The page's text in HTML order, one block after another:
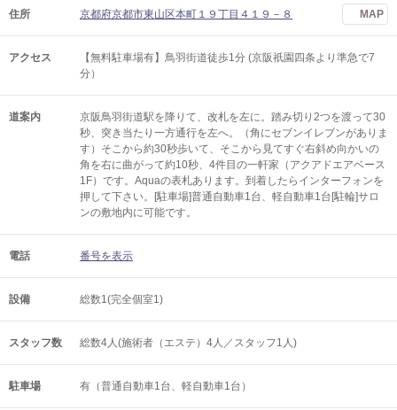
住所 京都府京都市東山区本町１９丁目４１９－８ MAP
アクセス
【無料駐車場有】鳥羽街道徒歩1分 (京阪祇園四条より準急で7
分）
道案内
京阪鳥羽街道駅を降りて、改札を左に。踏み切り2つを渡って30
秒、突き当たり一方通行を左へ。（角にセブンイレブンがありま
す）そこから約30秒歩いて、そこから見てすぐ右斜め向かいの
角を右に曲がって約10秒、4件目の一軒家（アクアドエアベース
1F）です。Aquaの表札あります。到着したらインターフォンを
押して下さい。[駐車場]普通自動車1台、軽自動車1台[駐輪]サロ
ンの敷地内に可能です。
電話 番号を表示
設備 総数1(完全個室1)
スタッフ数 総数4人(施術者（エステ）4人／スタッフ1人)
駐車場 有（普通自動車1台、軽自動車1台）